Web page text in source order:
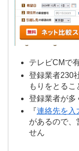
テレビCMで
登録業者230
もりをとるこ
登録業者が多
『連絡先を入
があるので、
せん